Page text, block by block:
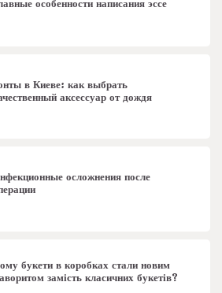
особенности написания эссе
в Киеве: как выбрать
аксессуар от дождя
осложнения после
букети в коробках стали новим
замість класичних букетів?